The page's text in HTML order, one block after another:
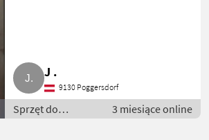
J .
9130 Poggersdorf
Sprzęt do
sprzedaży
3 miesiące online